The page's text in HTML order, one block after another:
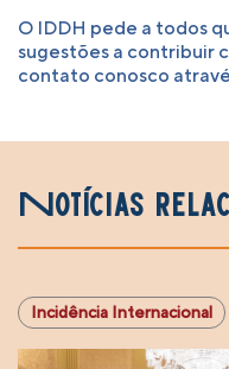
O IDDH pede a todos
sugestões a contribuir
contato conosco
Notícias
Incidência Internacional